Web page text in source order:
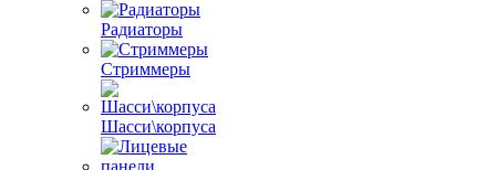
Радиаторы
Стриммеры
Шасси\корпуса